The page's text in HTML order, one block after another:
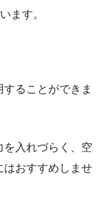
ます。
ることができま
を入れづらく、空
はおすすめしませ